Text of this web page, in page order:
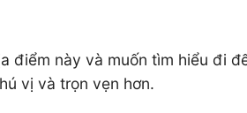
điểm này và muốn tìm hiểu đi
vị và trọn vẹn hơn.